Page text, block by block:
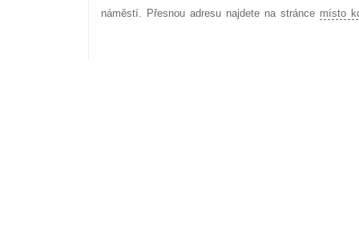
náměstí. Přesnou adresu najdete na stránce místo